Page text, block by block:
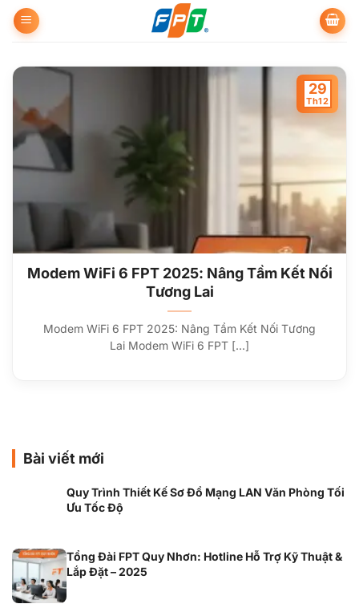
qua
dung
Modem WiFi 6 FPT 2025: Nâng Tầm Kết Nối
Tương Lai
Modem WiFi 6 FPT 2025: Nâng Tầm Kết Nối Tương
Lai Modem WiFi 6 FPT [...]
29
Th12
Bài viết mới
Quy Trình Thiết Kế Sơ Đồ Mạng LAN Văn Phòng Tối
Ưu Tốc Độ
Tổng Đài FPT Quy Nhơn: Hotline Hỗ Trợ Kỹ Thuật &
Lắp Đặt – 2025